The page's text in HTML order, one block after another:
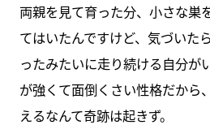
両親を見て育った分、小さな巣
てはいたんですけど、気づいた
ったみたいに走り続ける自分が
が強くて面倒くさい性格だから
えるなんて奇跡は起きず。